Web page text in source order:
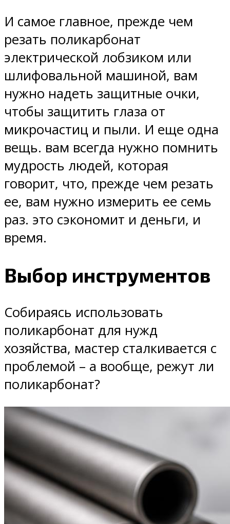
И самое главное, прежде чем
резать поликарбонат
электрической лобзиком или
шлифовальной машиной, вам
нужно надеть защитные очки,
чтобы защитить глаза от
микрочастиц и пыли. И еще одна
вещь. вам всегда нужно помнить
мудрость людей, которая
говорит, что, прежде чем резать
ее, вам нужно измерить ее семь
раз. это сэкономит и деньги, и
время.
Выбор инструментов
Собираясь использовать
поликарбонат для нужд
хозяйства, мастер сталкивается с
проблемой – а вообще, режут ли
поликарбонат?